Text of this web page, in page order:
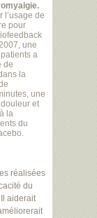
l’usage de
pour
une
a
de
la
une
et
la
du
réalisées
du
aiderait